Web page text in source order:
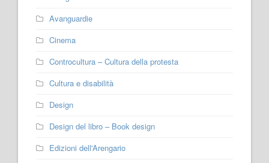
Avanguardie
Cinema
Controcultura – Cultura della protesta
Cultura e disabilità
Design
Design del libro – Book design
Edizioni dell'Arengario